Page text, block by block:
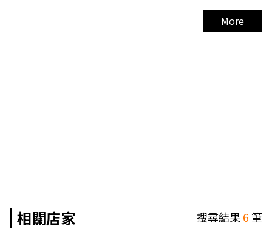
More
相關店家 搜尋結果6筆